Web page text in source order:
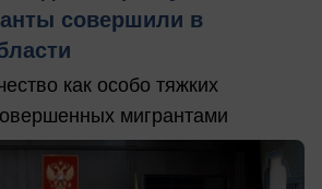
совершили в
как особо тяжких
мигрантами